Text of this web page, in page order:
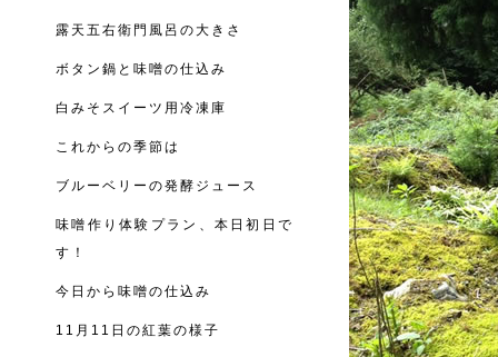
露天五右衛門風呂の大きさ
ボタン鍋と味噌の仕込み
白みそスイーツ用冷凍庫
これからの季節は
ブルーベリーの発酵ジュース
味噌作り体験プラン、本日初日で
す！
今日から味噌の仕込み
11月11日の紅葉の様子